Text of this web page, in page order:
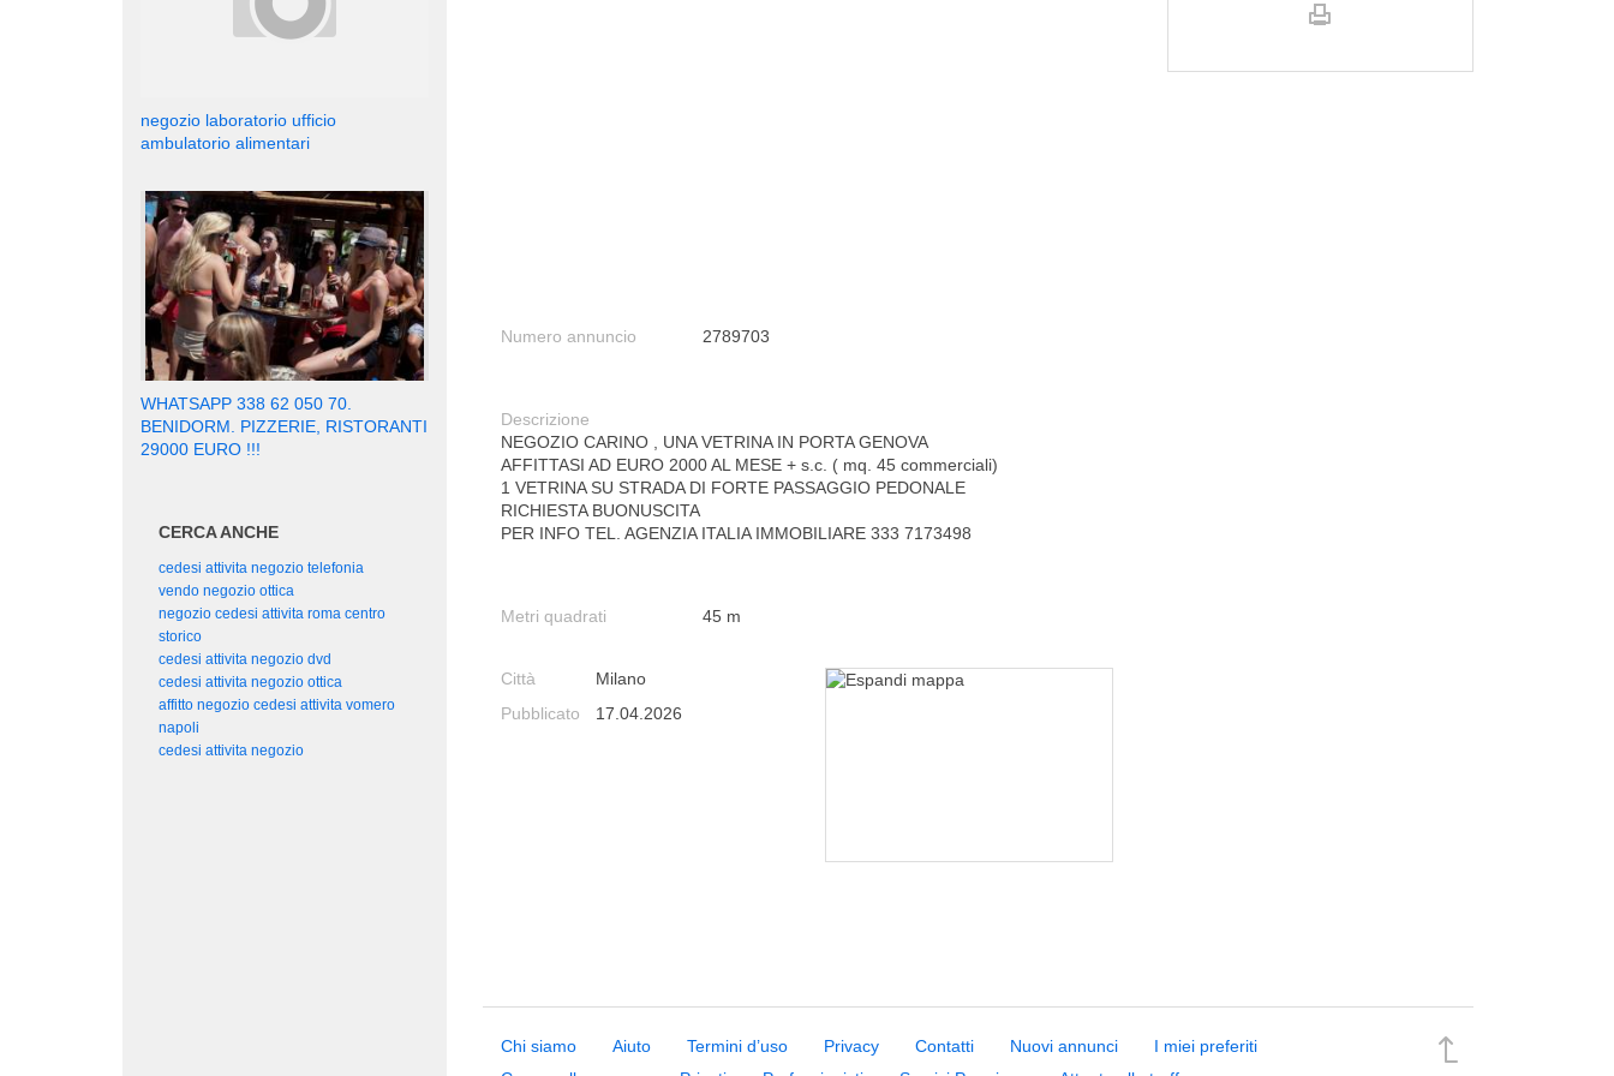
Numero annuncio 2789703
Descrizione
NEGOZIO CARINO , UNA VETRINA IN PORTA GENOVA
AFFITTASI AD EURO 2000 AL MESE + s.c. ( mq. 45 commerciali)
1 VETRINA SU STRADA DI FORTE PASSAGGIO PEDONALE
RICHIESTA BUONUSCITA
PER INFO TEL. AGENZIA ITALIA IMMOBILIARE 333 7173498
Metri quadrati 45 m
Città
Milano
Pubblicato
17.04.2026
negozio laboratorio ufficio
ambulatorio alimentari
WHATSAPP 338 62 050 70.
BENIDORM. PIZZERIE, RISTORANTI
29000 EURO !!!
CERCA ANCHE
cedesi attivita negozio telefonia
vendo negozio ottica
negozio cedesi attivita roma centro
storico
cedesi attivita negozio dvd
cedesi attivita negozio ottica
affitto negozio cedesi attivita vomero
napoli
cedesi attivita negozio
Chi siamo Aiuto Termini d’uso Privacy Contatti Nuovi annunci
I miei preferiti